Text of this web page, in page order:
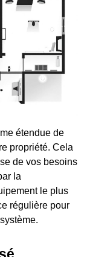
étendue de
propriété. Cela
de vos besoins
la
le plus
régulière pour